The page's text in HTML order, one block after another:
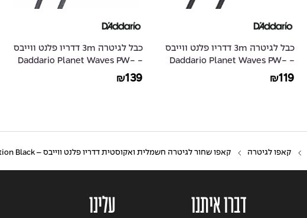
כבל לגיטרה 3m דדריו פלנט ווייבס
- Daddario Planet Waves PW-
G-10
₪119
כבל לגיטרה 3m דדריו פלנט ווייבס
- Daddario Planet Waves PW-
AGLRA-10
₪139
קאפו לגיטרה קאפו שחור לגיטרה חשמלית ואקוסטית דדריו פלנט ווייבס – Daddario Planet Waves PW-CP-09 NS Tri Action Black
דברו איתנו עלינו